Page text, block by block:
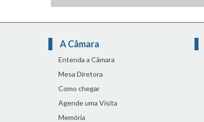
A Câmara
Entenda a Câmara
Mesa Diretora
Como chegar
Agende uma Visita
Memória